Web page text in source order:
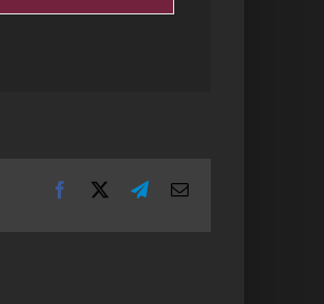
Facebook TelegramEmail